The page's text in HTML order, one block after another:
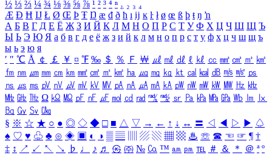
½ ⅓ ⅔ ¼ ¾ ⅛ ⅜ ⅝ ⅞ ¹ ² ³ ⁴ ⁿ ₁ ₂ ₃ ₄
Æ Ð Ħ Ĳ Ł Ø Œ Þ Ŧ Ŋ æ đ ð ħ ı ĳ ĸ ŀ ł ø œ ß þ ŧ ŋ ŉ
А Б В Г Д Е Ё Ж З И Й К Л М Н О П Р С Т У Ф Х Ц Ч Ш Щ Ъ
Ы Ь Э Ю Я а б в г д е ё ж з и й к л м н о п р с т у ф х ц ч ш щ ъ
ы ь э ю я
′ ″ ℃ Å ￠ ￡ ￥ ¤ ℉ ‰ ＄ ％ Ｆ ￦ ㎕ ㎖ ㎗ ℓ ㎘ ㏄ ㎣ ㎤ ㎥ ㎦
㎙ ㎚ ㎛ ㎜ ㎝ ㎞ ㎟ ㎠ ㎡ ㎢ ㏊ ㎍ ㎎ ㎏ ㏏ ㎈ ㎉ ㏈ ㎧ ㎨ ㎰
㎱ ㎲ ㎳ ㎴ ㎵ ㎶ ㎷ ㎸ ㎹ ㎀ ㎁ ㎂ ㎃ ㎄ ㎺ ㎻ ㎽ ㎾ ㎿ ㎐ ㎑
㎒ ㎓ ㎔ Ω ㏀ ㏁ ㎊ ㎋ ㎌ ㏖ ㏅ ㎭ ㎮ ㎯ ㏛ ㎩ ㎪ ㎫ ㎬ ㏝ ㏐
㏓
㏃ ㏉ ㏜ ㏆
§ ※ ☆ ★ ○ ● ◎ ◇ ◆ □ ■ △ ▽ → ← ↑ ↓ ↔ 〓 ◁ ◀ ▷ ▶ ♤
♠ ♡ ♥ ♧ ♣ ⊙ ◈ ▣ ◐ ◑ ▒ ▤ ▨ ▧ ▦ ▩ ♨ ☏ ☎ ☜ ☞ ¶ †
‡ ↕ ↗ ↙ ↖ ↘ ♭ ♩ ♪ ♬ ㉿ ㈜ № ㏇ ™ ㏂ ㏘ ℡ ＃ ＆ ＊ ＠ ª º